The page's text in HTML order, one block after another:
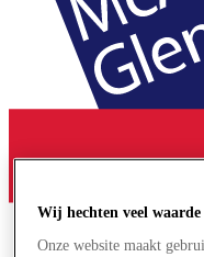
Wij hechten veel
Onze website maakt